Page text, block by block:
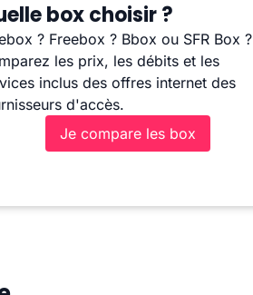
box choisir ?
? Freebox ? Bbox ou SFR Box ?
les prix, les débits et les
inclus des offres internet des
d'accès.
Je compare les box